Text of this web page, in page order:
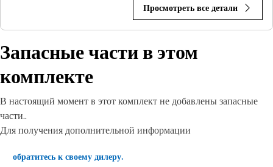
Просмотреть все детали
Запасные части в этом
комплекте
В настоящий момент в этот комплект не добавлены запасные
части..
Для получения дополнительной информации
обратитесь к своему дилеру.